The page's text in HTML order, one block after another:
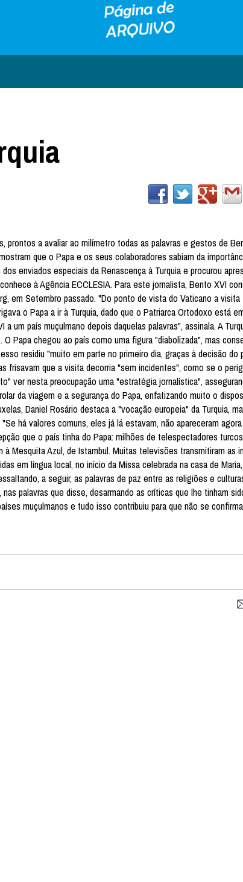
a avaliar ao milímetro todas as palavras e gestos de
que o Papa e os seus colaboradores sabiam da
enviados especiais da Renascença à Turquia e procurou
à Agência ECCLESIA. Para este jornalista, Bento XVI
em Setembro passado. "Do ponto de vista do Vaticano a
o Papa a ir à Turquia, dado que o Patriarca Ortodoxo está
um país muçulmano depois daquelas palavras", assinala. A
Papa chegou ao país como uma figura "diabolizada", mas
residiu "muito em parte no primeiro dia, graças à decisão do
frisavam que a visita decorria "sem incidentes", como se o
ver nesta preocupação uma "estratégia jornalística",
da viagem e a segurança do Papa, enfatizando muito o
Daniel Rosário destaca a "vocação europeia" da Turquia,
há valores comuns, eles já lá estavam, não apareceram
que o país tinha do Papa: milhões de telespectadores
Mesquita Azul, de Istambul. Muitas televisões transmitiram as
em língua local, no início da Missa celebrada na casa de
a seguir, as palavras de paz entre as religiões e
palavras que disse, desarmando as críticas que lhe tinham
muçulmanos e tudo isso contribuiu para que não se